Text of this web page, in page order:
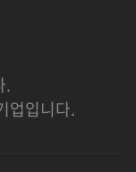
.
업입니다.